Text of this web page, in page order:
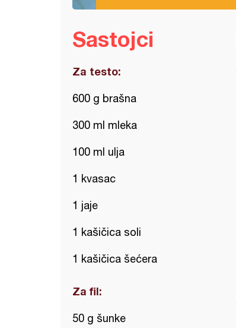
Sastojci
Za testo:
600 g brašna
300 ml mleka
100 ml ulja
1 kvasac
1 jaje
1 kašičica soli
1 kašičica šećera
Za fil:
50 g šunke